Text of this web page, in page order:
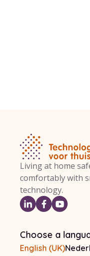
Living at home
comfortably with
technology.
Choose a
English (UK)